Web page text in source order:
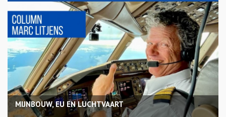
MIJNBOUW, EU EN LUCHTVAART